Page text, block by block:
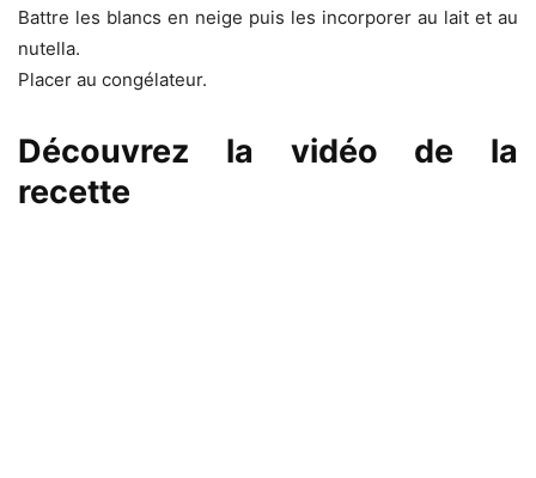
Battre les blancs en neige puis les incorporer au lait et au
nutella.
Placer au congélateur.
Découvrez la vidéo de la
recette